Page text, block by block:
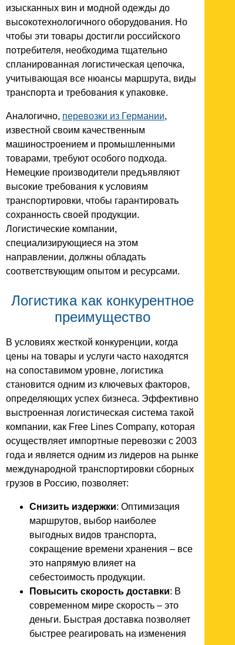
изысканных вин и модной одежды до
высокотехнологичного оборудования. Но
чтобы эти товары достигли российского
потребителя, необходима тщательно
спланированная логистическая цепочка,
учитывающая все нюансы маршрута, виды
транспорта и требования к упаковке.
Аналогично, перевозки из Германии,
известной своим качественным
машиностроением и промышленными
товарами, требуют особого подхода.
Немецкие производители предъявляют
высокие требования к условиям
транспортировки, чтобы гарантировать
сохранность своей продукции.
Логистические компании,
специализирующиеся на этом
направлении, должны обладать
соответствующим опытом и ресурсами.
Логистика как конкурентное
преимущество
В условиях жесткой конкуренции, когда
цены на товары и услуги часто находятся
на сопоставимом уровне, логистика
становится одним из ключевых факторов,
определяющих успех бизнеса. Эффективно
выстроенная логистическая система такой
компании, как Free Lines Company, которая
осуществляет импортные перевозки с 2003
года и является одним из лидеров на рынке
международной транспортировки сборных
грузов в Россию, позволяет:
Снизить издержки: Оптимизация
маршрутов, выбор наиболее
выгодных видов транспорта,
сокращение времени хранения – все
это напрямую влияет на
себестоимость продукции.
Повысить скорость доставки: В
современном мире скорость – это
деньги. Быстрая доставка позволяет
быстрее реагировать на изменения